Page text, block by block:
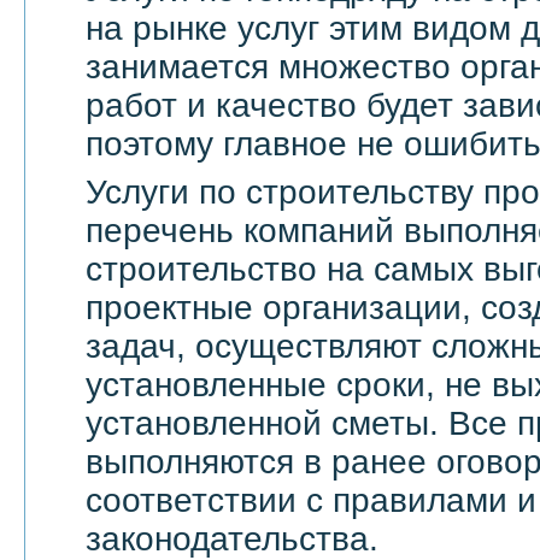
на рынке услуг этим видом
занимается множество
работ и качество будет
поэтому главное не
Услуги по строительству
перечень компаний
строительство на самых
проектные организации,
задач, осуществляют
установленные сроки, не
установленной сметы. Все
выполняются в ранее
соответствии с правилами
законодательства.